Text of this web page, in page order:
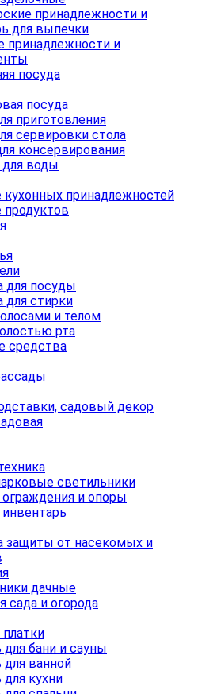
принадлежности и
для выпечки
принадлежности и
посуда
посуда
приготовления
сервировки стола
консервирования
воды
кухонных принадлежностей
продуктов
для посуды
для стирки
и телом
рта
средства
садовый декор
светильники
и опоры
защиты от насекомых и
дачные
сада и огорода
для бани и сауны
для ванной
для кухни